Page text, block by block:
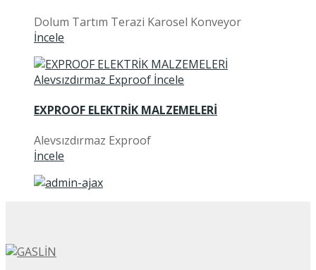
Dolum Tartım Terazi Karosel Konveyor
İncele
EXPROOF ELEKTRİK MALZEMELERİ
Alevsızdırmaz Exproof
İncele